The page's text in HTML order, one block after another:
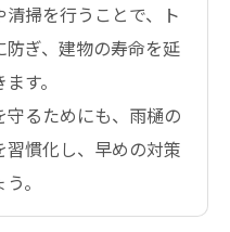
掃を行うことで、ト
防ぎ、建物の寿命を延
す。
守るためにも、雨樋の
習慣化し、早めの対策
。